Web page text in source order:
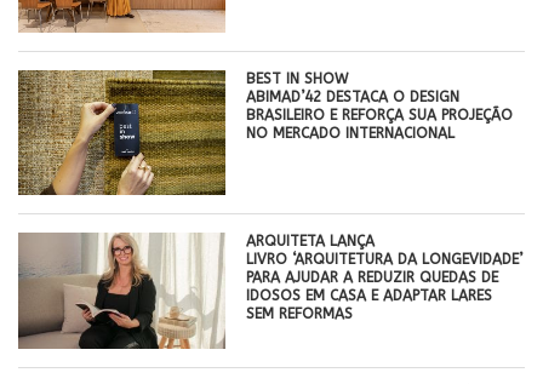
BEST IN SHOW
ABIMAD’42 DESTACA O DESIGN
BRASILEIRO E REFORÇA SUA PROJEÇÃO
NO MERCADO INTERNACIONAL
ARQUITETA LANÇA
LIVRO ‘ARQUITETURA DA LONGEVIDADE’
PARA AJUDAR A REDUZIR QUEDAS DE
IDOSOS EM CASA E ADAPTAR LARES
SEM REFORMAS